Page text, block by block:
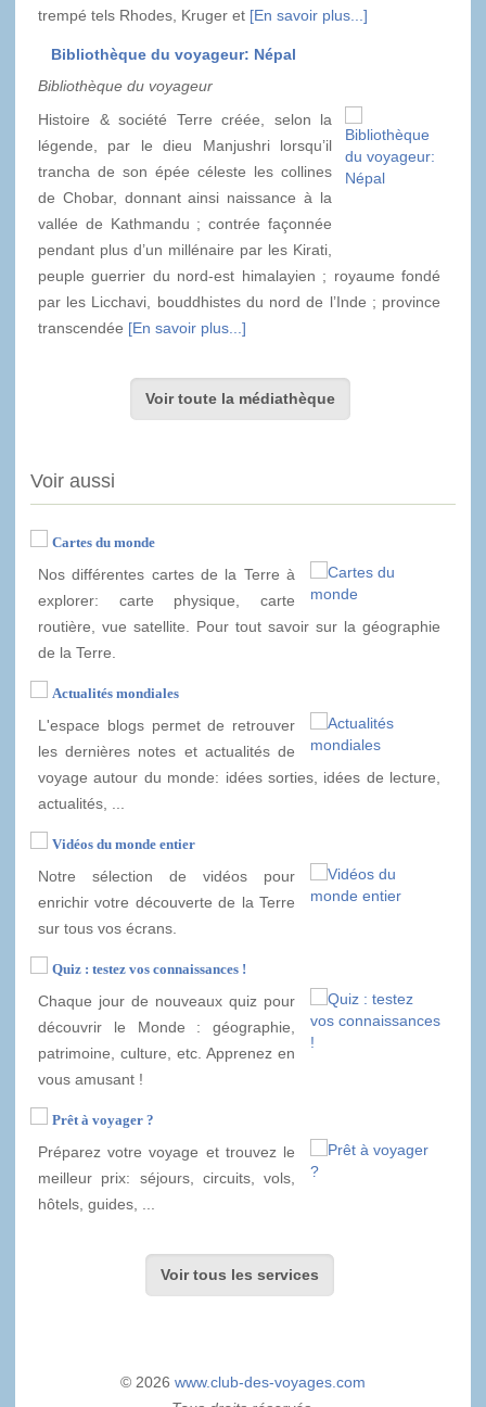
trempé tels Rhodes, Kruger et [En savoir plus...]
Bibliothèque du voyageur: Népal
Bibliothèque du voyageur
Histoire & société Terre créée, selon la
légende, par le dieu Manjushri lorsqu’il
trancha de son épée céleste les collines
de Chobar, donnant ainsi naissance à la
vallée de Kathmandu ; contrée façonnée
pendant plus d’un millénaire par les Kirati,
peuple guerrier du nord-est himalayien ; royaume fondé
par les Licchavi, bouddhistes du nord de l’Inde ; province
transcendée [En savoir plus...]
Voir toute la médiathèque
Voir aussi
Cartes du monde
Nos différentes cartes de la Terre à
explorer: carte physique, carte
routière, vue satellite. Pour tout savoir sur la géographie
de la Terre.
Actualités mondiales
L'espace blogs permet de retrouver
les dernières notes et actualités de
voyage autour du monde: idées sorties, idées de lecture,
actualités, ...
Vidéos du monde entier
Notre sélection de vidéos pour
enrichir votre découverte de la Terre
sur tous vos écrans.
Quiz : testez vos connaissances !
Chaque jour de nouveaux quiz pour
découvrir le Monde : géographie,
patrimoine, culture, etc. Apprenez en
vous amusant !
Prêt à voyager ?
Préparez votre voyage et trouvez le
meilleur prix: séjours, circuits, vols,
hôtels, guides, ...
Voir tous les services
© 2026 www.club-des-voyages.com